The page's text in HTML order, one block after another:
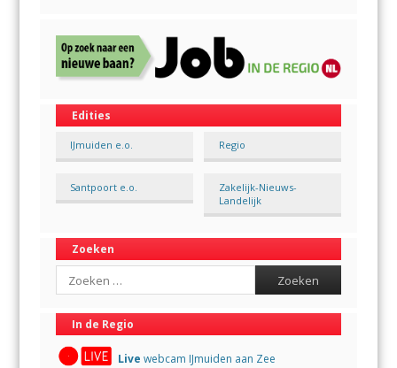
Edities
IJmuiden e.o. Regio
Santpoort e.o.
Zakelijk-Nieuws-
Landelijk
Zoeken
Search
In de Regio
Live webcam IJmuiden aan Zee